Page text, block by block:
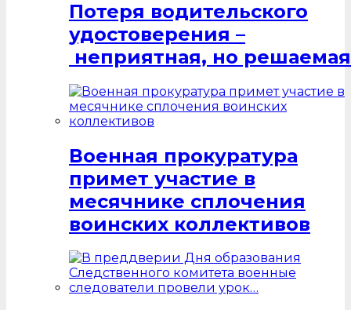
Потеря водительского
удостоверения –
неприятная, но
Военная прокуратура
примет участие в
месячнике сплочения
воинских коллективов